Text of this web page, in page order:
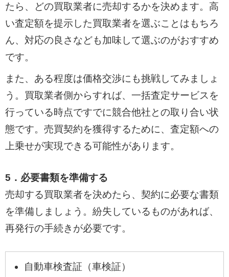
たら、どの買取業者に売却するかを決めます。高
い査定額を提示した買取業者を選ぶことはもちろ
ん、対応の良さなども加味して選ぶのがおすすめ
です。
また、ある程度は価格交渉にも挑戦してみましょ
う。買取業者側からすれば、一括査定サービスを
行っている時点ですでに競合他社との取り合い状
態です。売買契約を獲得するために、査定額への
上乗せが実現できる可能性があります。
5．必要書類を準備する
売却する買取業者を決めたら、契約に必要な書類
を準備しましょう。紛失しているものがあれば、
再発行の手続きが必要です。
自動車検査証（車検証）